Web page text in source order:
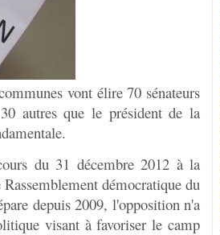
vont élire 70 sénateurs
autres que le président de la
du 31 décembre 2012 à la
démocratique du
depuis 2009, l'opposition n'a
visant à favoriser le camp